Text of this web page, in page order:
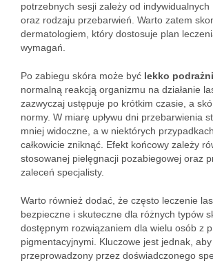
potrzebnych sesji zależy od
oraz rodzaju przebarwień. Warto zatem
dermatologiem, który dostosuje plan
wymagań.
Po zabiegu skóra może być lekko
normalną reakcją organizmu na działanie
zazwyczaj ustępuje po krótkim czasie, a
normy. W miarę upływu dni przebarwienia
mniej widoczne, a w niektórych
całkowicie zniknąć. Efekt końcowy zależy
stosowanej pielęgnacji pozabiegowej oraz
zaleceń specjalisty.
Warto również dodać, że często leczenie
bezpieczne i skuteczne dla różnych typów
dostępnym rozwiązaniem dla wielu osób z
pigmentacyjnymi. Kluczowe jest jednak, aby
przeprowadzony przez doświadczonego